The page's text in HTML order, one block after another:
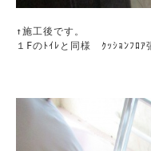
↑施工後です。
１Fのﾄｲﾚと同様　ｸｯｼｮﾝﾌﾛｱ